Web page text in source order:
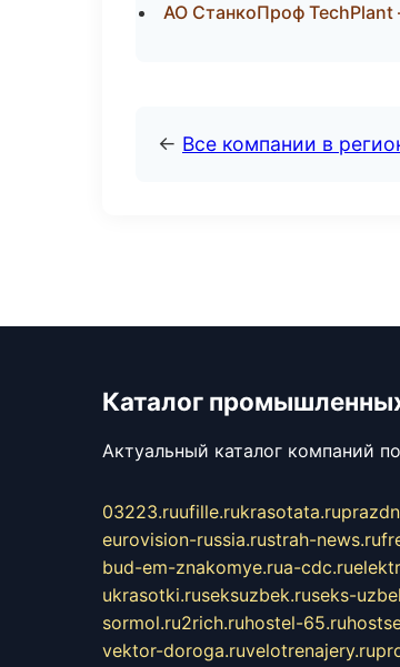
АО СтанкоПроф
← Все компании в
Каталог
Актуальный каталог компаний
03223.ruufille.rukrasotata.ru
eurovision-russia.rustrah-news.ru
bud-em-znakomye.rua-cdc.ru
ukrasotki.ruseksuzbek.ruseks-
sormol.ru2rich.ruhostel-65.ru
vektor-doroga.ruvelotrenajery.ru